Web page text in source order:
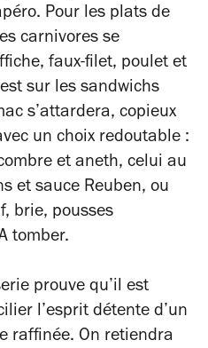
Pour les plats de
carnivores se
faux-filet, poulet et
sur les sandwichs
s’attardera, copieux
un choix redoutable :
et aneth, celui au
et sauce Reuben, ou
brie, pousses
tomber.
prouve qu’il est
l’esprit détente d’un
raffinée. On retiendra